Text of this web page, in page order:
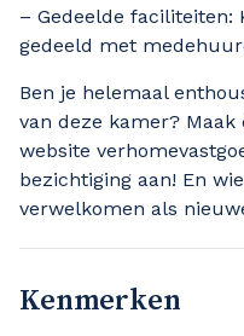
– Gedeelde faciliteiten:
gedeeld met
Ben je helemaal
van deze kamer?
website
bezichtiging aan! En
verwelkomen als
Kenmerken